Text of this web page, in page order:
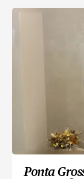
Ponta